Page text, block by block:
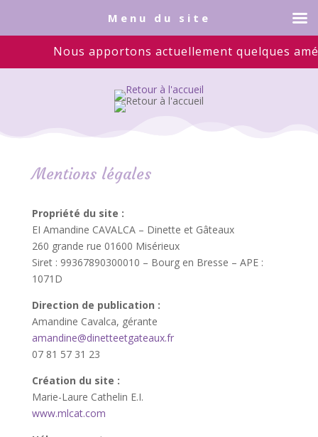
Nous apportons actuellement quelques
Mentions légales
Propriété du site :
EI Amandine CAVALCA – Dinette et Gâteaux
260 grande rue 01600 Misérieux
Siret : 99367890300010 – Bourg en Bresse – APE :
1071D
Direction de publication :
Amandine Cavalca, gérante
amandine@dinetteetgateaux.fr
07 81 57 31 23
Création du site :
Marie-Laure Cathelin E.I.
www.mlcat.com
Menu du site